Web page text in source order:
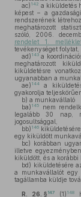
ac) 142 a kiküldetés
képest – a
rendszerének
meghatározott
szóló, 2006.
rendelet 1.
tevékenységet folytat,
ad) 143 a
meghatározott
kiküldetésre
ugyanabban a
ae) 144
a
gyakorolja
b) a munkavállaló
ba) 145
nem
legalább 30 nap,
jogosultsággal,
bb) 146
egy kiküldött
bc) korábban
illetve
kiküldött, és a
bd) kiküldetésére
a munkavállalót egy
tagállamba küldje
R. 26. § 147 (1) 148